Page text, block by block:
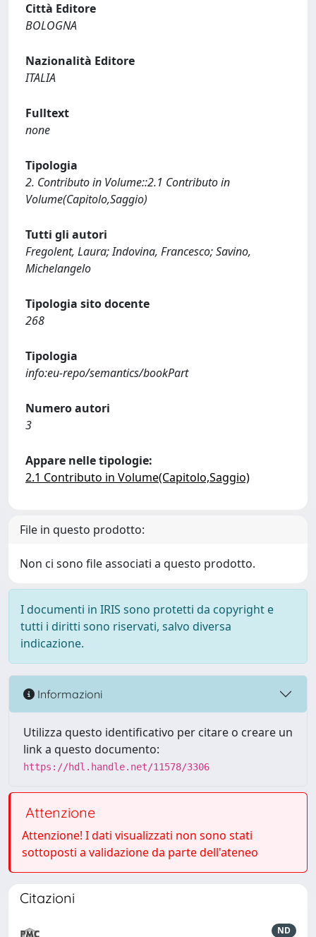
Città Editore
BOLOGNA
Nazionalità Editore
ITALIA
Fulltext
none
Tipologia
2. Contributo in Volume::2.1 Contributo in
Volume(Capitolo,Saggio)
Tutti gli autori
Fregolent, Laura; Indovina, Francesco; Savino,
Michelangelo
Tipologia sito docente
268
Tipologia
info:eu-repo/semantics/bookPart
Numero autori
3
Appare nelle tipologie:
2.1 Contributo in Volume(Capitolo,Saggio)
File in questo prodotto:
Non ci sono file associati a questo prodotto.
I documenti in IRIS sono protetti da copyright e
tutti i diritti sono riservati, salvo diversa
indicazione.
Informazioni
Utilizza questo identificativo per citare o creare un
link a questo documento:
https://hdl.handle.net/11578/3306
Attenzione
Attenzione! I dati visualizzati non sono stati
sottoposti a validazione da parte dell'ateneo
Citazioni
ND